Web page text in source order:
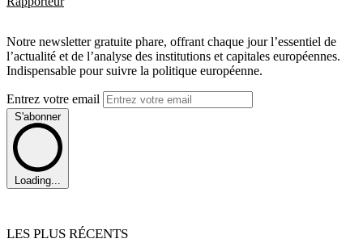
Notre newsletter gratuite phare, offrant chaque jour l’essentiel de
l’actualité et de l’analyse des institutions et capitales européennes.
Indispensable pour suivre la politique européenne.
Entrez votre email
S'abonner
Loading...
LES PLUS RÉCENTS